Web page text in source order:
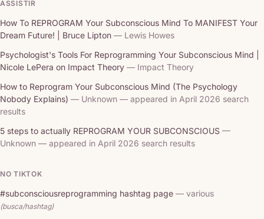
ASSISTIR
How To REPROGRAM Your Subconscious Mind To MANIFEST Your
Dream Future! | Bruce Lipton — Lewis Howes
Psychologist's Tools For Reprogramming Your Subconscious Mind |
Nicole LePera on Impact Theory — Impact Theory
How to Reprogram Your Subconscious Mind (The Psychology
Nobody Explains) — Unknown — appeared in April 2026 search
results
5 steps to actually REPROGRAM YOUR SUBCONSCIOUS —
Unknown — appeared in April 2026 search results
NO TIKTOK
#subconsciousreprogramming hashtag page — various
(busca/hashtag)